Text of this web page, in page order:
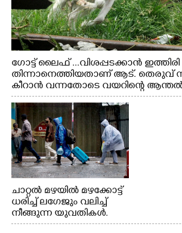
ഗോട്ട് ലൈഫ് ...വിശപ്പടക്കാൻ ഇത്തിരി
തിന്നാനെത്തിയതാണ് ആട്. തെരുവ്
കീറാൻ വന്നതോടെ വയറിന്റെ
വേണ്ടിയായി ഓട്ടം. എറണാകുളം
നിന്നുള്ള കാഴ്ച
ചാറ്റൽ മഴയിൽ മഴക്കോട്ട്
ധരിച്ച് ലഗേജും വലിച്ച്
നീങ്ങുന്ന യുവതികൾ.
എറണാകുളം മേനകയിൽ